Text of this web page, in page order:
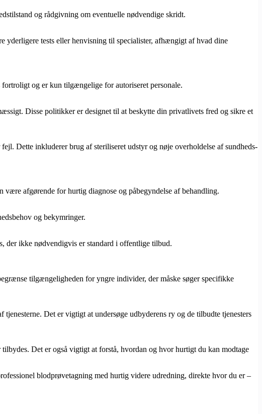
og rådgivning om eventuelle nødvendige skridt.
yderligere tests eller henvisning til specialister, afhængigt af hvad dine
fortroligt og er kun tilgængelige for autoriseret personale.
Disse politikker er designet til at beskytte din privatlivets fred og sikre et
Dette inkluderer brug af steriliseret udstyr og nøje overholdelse af sundheds-
afgørende for hurtig diagnose og påbegyndelse af behandling.
og bekymringer.
der ikke nødvendigvis er standard i offentlige tilbud.
tilgængeligheden for yngre individer, der måske søger specifikke
Det er vigtigt at undersøge udbyderens ry og de tilbudte tjenesters
Det er også vigtigt at forstå, hvordan og hvor hurtigt du kan modtage
blodprøvetagning med hurtig videre udredning, direkte hvor du er –